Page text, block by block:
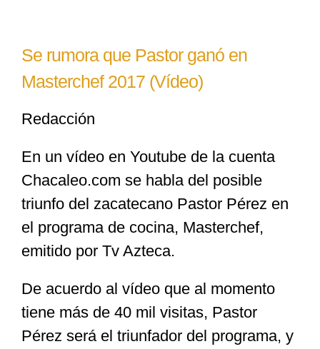
Zacatecas
Especiales
Nacional
Cultura
Se rumora que Pastor ganó en
Masterchef 2017 (Vídeo)
Redacción
En un vídeo en Youtube de la cuenta
Chacaleo.com se habla del posible
triunfo del zacatecano Pastor Pérez en
el programa de cocina, Masterchef,
emitido por Tv Azteca.
De acuerdo al vídeo que al momento
tiene más de 40 mil visitas, Pastor
Pérez será el triunfador del programa, y